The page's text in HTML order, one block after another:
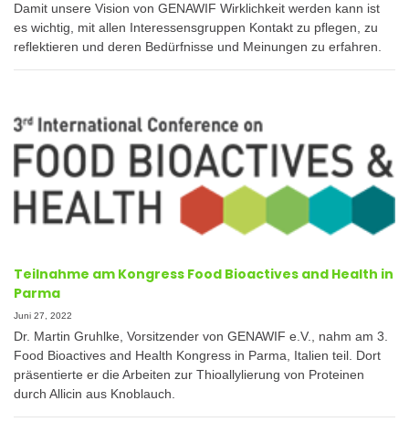
Damit unsere Vision von GENAWIF Wirklichkeit werden kann ist
es wichtig, mit allen Interessensgruppen Kontakt zu pflegen, zu
reflektieren und deren Bedürfnisse und Meinungen zu erfahren.
Teilnahme am Kongress Food Bioactives and Health in
Parma
Juni 27, 2022
Dr. Martin Gruhlke, Vorsitzender von GENAWIF e.V., nahm am 3.
Food Bioactives and Health Kongress in Parma, Italien teil. Dort
präsentierte er die Arbeiten zur Thioallylierung von Proteinen
durch Allicin aus Knoblauch.